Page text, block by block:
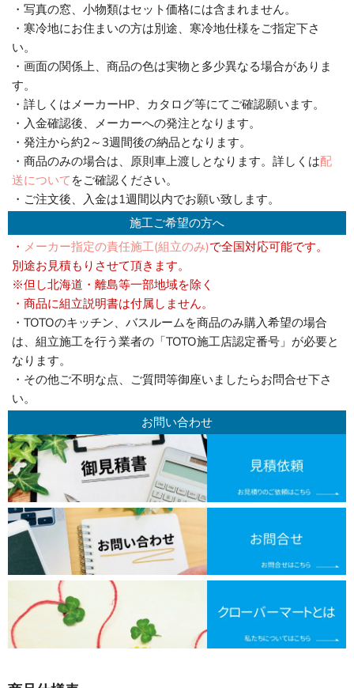
・写真の窓、小物類はセット価格には含まれません。
・寒冷地にお住まいの方は別途、寒冷地仕様をご指定下さ
い。
・画面の関係上、商品の色は実物と多少異なる場合がありま
す。
・詳しくはメーカーHP、カタログ等にてご確認願います。
・入金確認後、メーカーへの発注となります。
・発注から約2～3週間後の納品となります。
・商品のみの場合は、原則車上渡しとなります。詳しくは配
送について をご確認ください。
・ご注文後、入金は1週間以内でお願い致します。
施工ご希望の方へ
・ メーカー指定の責任施工(組立のみ)で全国対応可能です。
別途お見積もりさせて頂きます。
※但し北海道・離島等一部地域を除く
・商品に組立説明書は付属しません。
・TOTOのキッチン、バスルームを商品のみ購入希望の場合
は、組立施工を行う業者の「TOTO施工店認定番号」が必要と
なります。
・その他ご不明な点、ご質問等御座いましたらお問合せ下さ
い。
お問い合わせ